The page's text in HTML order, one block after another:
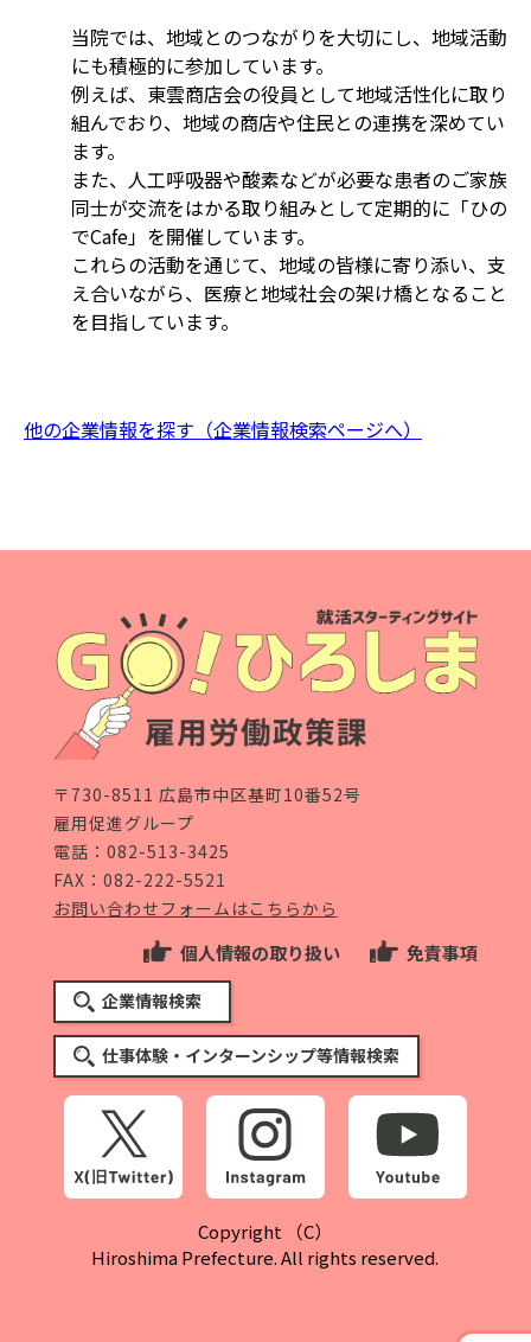
当院では、地域とのつながりを大切にし、地域活動
にも積極的に参加しています。
例えば、東雲商店会の役員として地域活性化に取り
組んでおり、地域の商店や住民との連携を深めてい
ます。
また、人工呼吸器や酸素などが必要な患者のご家族
同士が交流をはかる取り組みとして定期的に「ひの
でCafe」を開催しています。
これらの活動を通じて、地域の皆様に寄り添い、支
え合いながら、医療と地域社会の架け橋となること
を目指しています。
他の企業情報を探す（企業情報検索ページへ）
〒730-8511 広島市中区基町10番52号
雇用促進グループ
電話： 082-513-3425
FAX：082-222-5521
お問い合わせフォームはこちらから
個人情報の取り扱い 免責事項
企業情報検索
仕事体験・インターンシップ等情報検索
Copyright （C）
Hiroshima Prefecture. All rights reserved.